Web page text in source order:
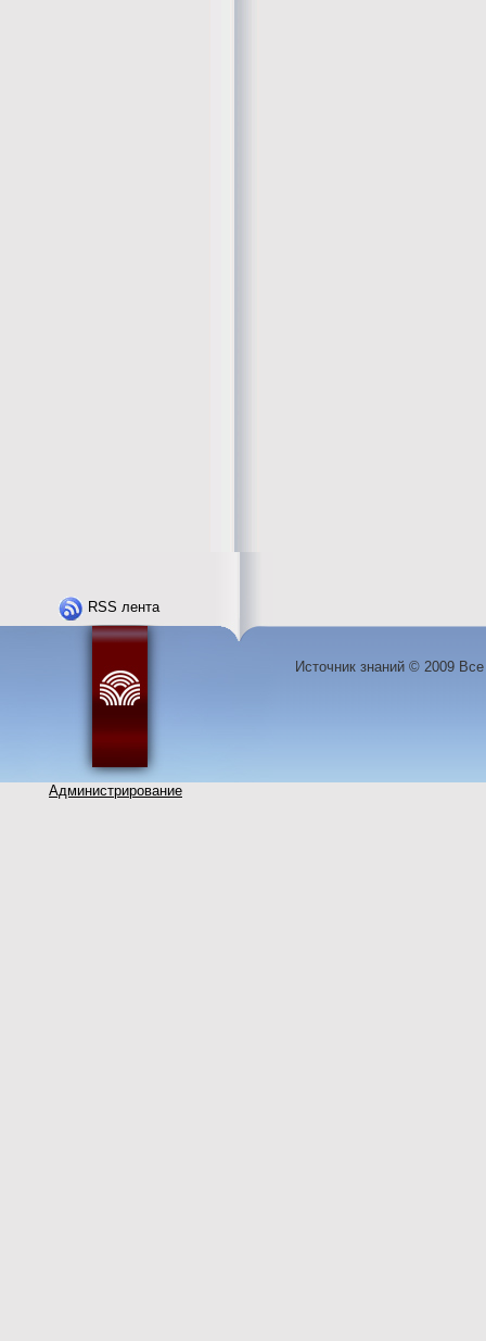
RSS лента
Администрирование
Источник знаний © 2009